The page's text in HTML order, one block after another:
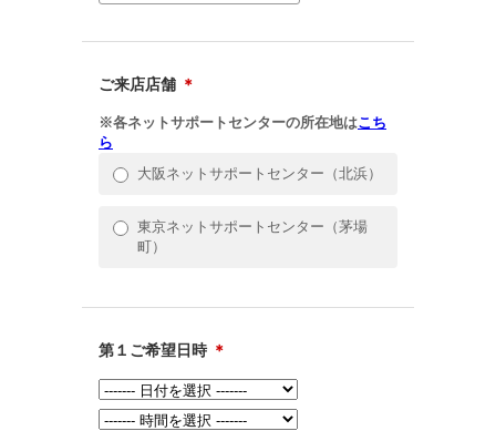
ご来店店舗 ＊
※各ネットサポートセンターの所在地はこち
ら
大阪ネットサポートセンター（北浜）
東京ネットサポートセンター（茅場
町）
第１ご希望日時 ＊